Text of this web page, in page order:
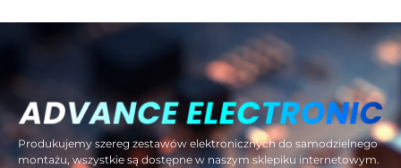
Produkujemy szereg zestawów elektronicznych do samodzielnego
montażu, wszystkie są dostępne w naszym sklepiku internetowym.